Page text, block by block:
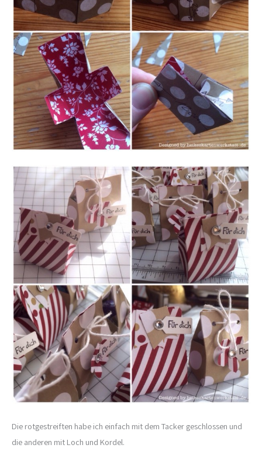
Die rotgestreiften habe ich einfach mit dem Tacker geschlossen und
die anderen mit Loch und Kordel.